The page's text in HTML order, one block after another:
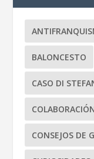
BALONCESTO
CASO DI
CONSEJOS DE